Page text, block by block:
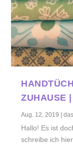
ZUHAUSE
Aug. 12, 2019 |
Hallo! Es ist
schreibe ich